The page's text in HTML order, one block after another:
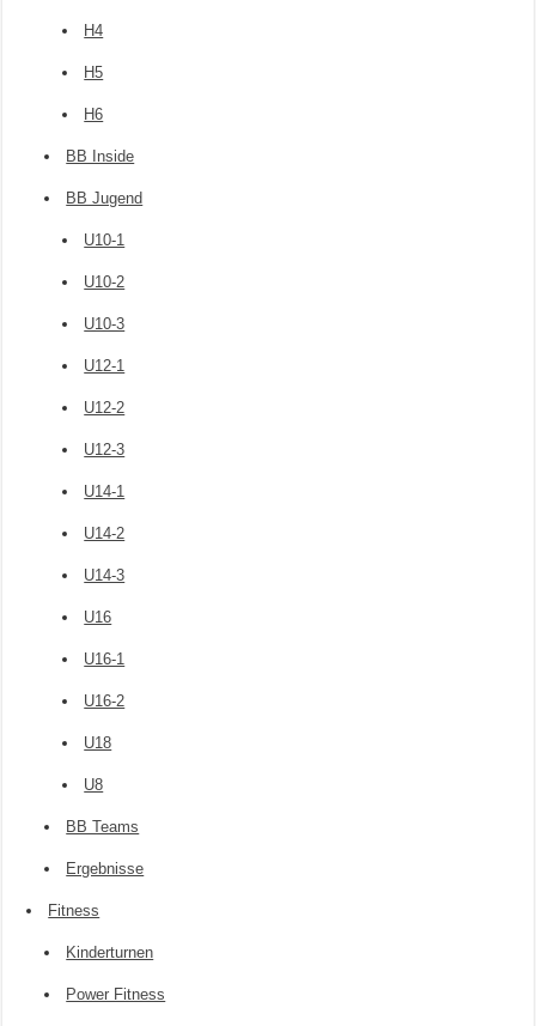
H4
H5
H6
BB Inside
BB Jugend
U10-1
U10-2
U10-3
U12-1
U12-2
U12-3
U14-1
U14-2
U14-3
U16
U16-1
U16-2
U18
U8
BB Teams
Ergebnisse
Fitness
Kinderturnen
Power Fitness